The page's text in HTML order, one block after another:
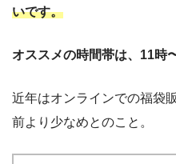
いです。
オススメの時間帯は、11時
近年はオンラインでの福袋
前より少なめとのこと。